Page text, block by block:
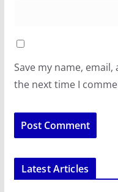
Save my name,
the next time I
Latest Articles